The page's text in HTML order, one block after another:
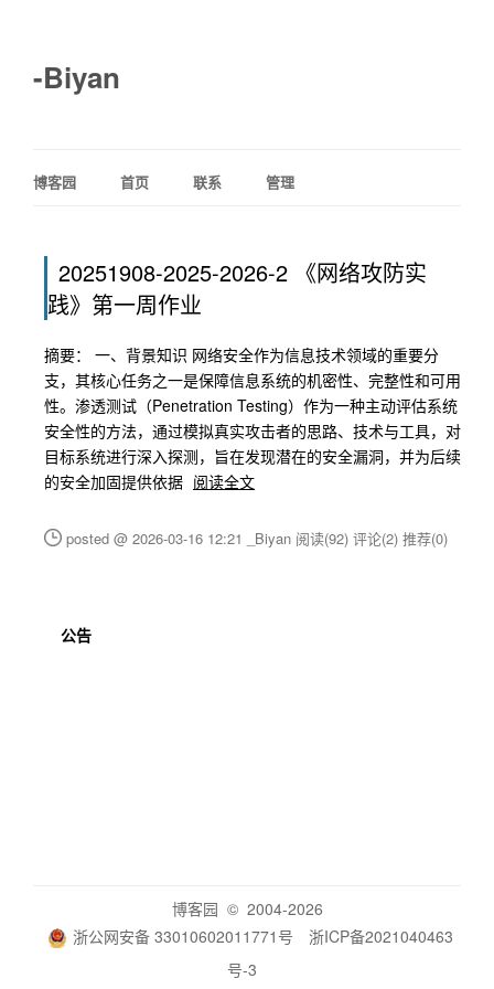
-Biyan
博客园 首页 联系 管理
20251908-2025-2026-2 《网络攻防实
践》第一周作业
摘要： 一、背景知识 网络安全作为信息技术领域的重要分
支，其核心任务之一是保障信息系统的机密性、完整性和可用
性。渗透测试（Penetration Testing）作为一种主动评估系统
安全性的方法，通过模拟真实攻击者的思路、技术与工具，对
目标系统进行深入探测，旨在发现潜在的安全漏洞，并为后续
的安全加固提供依据 阅读全文
posted @ 2026-03-16 12:21 _Biyan 阅读(92) 评论(2) 推荐(0)
公告
博客园 © 2004-2026
浙公网安备 33010602011771号
浙ICP备2021040463
号-3